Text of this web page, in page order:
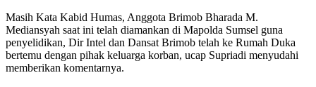
Masih Kata Kabid Humas, Anggota Brimob Bharada M.
Mediansyah saat ini telah diamankan di Mapolda Sumsel guna
penyelidikan, Dir Intel dan Dansat Brimob telah ke Rumah Duka
bertemu dengan pihak keluarga korban, ucap Supriadi menyudahi
memberikan komentarnya.